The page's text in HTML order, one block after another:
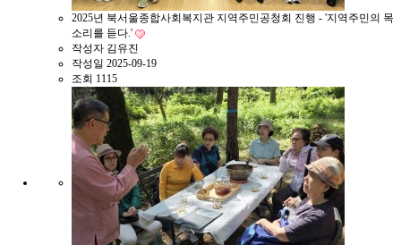
2025년 북서울종합사회복지관 지역주민공청회 진행 - '지역주민의 목
소리를 듣다.'
작성자 김유진
작성일 2025-09-19
조회 1115